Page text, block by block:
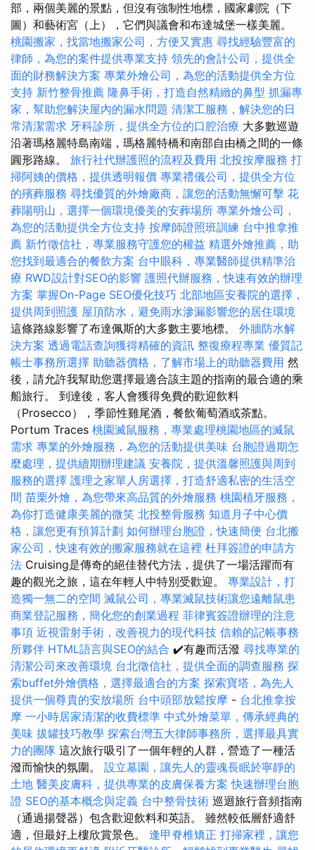
部，兩個美麗的景點，但沒有強制性地標，國家劇院（下
圖）和藝術宮（上），它們與議會和布達城堡一樣美麗。
桃園搬家，找當地搬家公司，方便又實惠 尋找經驗豐富的
律師，為您的案件提供專業支持 領先的會計公司，提供全
面的財務解決方案 專業外燴公司，為您的活動提供全方位
支持 新竹整骨推薦 隆鼻手術，打造自然精緻的鼻型 抓漏專
家，幫助您解決屋內的漏水問題 清潔工服務，解決您的日
常清潔需求 牙科診所，提供全方位的口腔治療 大多數巡遊
沿著瑪格麗特島南端，瑪格麗特橋和南部自由橋之間的一條
圓形路線。 旅行社代辦護照的流程及費用 北投按摩服務 打
掃阿姨的價格，提供透明報價 專業禮儀公司，提供全方位
的殯葬服務 尋找優質的外燴廠商，讓您的活動無懈可擊 花
葬陽明山，選擇一個環境優美的安葬場所 專業外燴公司，
為您的活動提供全方位支持 按摩師證照班訓練 台中推拿推
薦 新竹徵信社，專業服務守護您的權益 精選外燴推薦，助
您找到最適合的餐飲方案 台中眼科，專業醫師提供精準治
療 RWD設計對SEO的影響 護照代辦服務，快速有效的辦理
方案 掌握On-Page SEO優化技巧 北部地區安養院的選擇，
提供周到照護 屋頂防水，避免雨水滲漏影響您的居住環境
這條路線影響了布達佩斯的大多數主要地標。 外牆防水解
決方案 透過電話查詢獲得精確的資訊 整復療程專業 優質記
帳士事務所選擇 助聽器價格，了解市場上的助聽器費用 然
後，請允許我幫助您選擇最適合該主題的指南的最合適的乘
船旅行。 到達後，客人會獲得免費的歡迎飲料
（Prosecco），季節性雞尾酒，餐飲葡萄酒或茶點。
Portum Traces 桃園滅鼠服務，專業處理桃園地區的滅鼠
需求 專業的外燴服務，為您的活動提供美味 台胞證過期怎
麼處理，提供續期辦理建議 安養院，提供溫馨照護與周到
服務的選擇 護理之家單人房選擇，打造舒適私密的生活空
間 苗栗外燴，為您帶來高品質的外燴服務 桃園植牙服務，
為你打造健康美麗的微笑 北投整骨服務 知道月子中心價
格，讓您更有預算計劃 如何辦理台胞證，快速簡便 台北搬
家公司，快速有效的搬家服務就在這裡 杜拜簽證的申請方
法 Cruising是傳奇的絕佳替代方法，提供了一場活躍而有
趣的觀光之旅，這在年輕人中特別受歡迎。 專業設計，打
造獨一無二的空間 滅鼠公司，專業滅鼠技術讓您遠離鼠患
商業登記服務，簡化您的創業過程 菲律賓簽證辦理的注意
事項 近視雷射手術，改善視力的現代科技 信賴的記帳事務
所夥伴 HTML語言與SEO的結合 ✔️有趣而活潑 尋找專業的
清潔公司來改善環境 台北徵信社，提供全面的調查服務 探
索buffet外燴價格，選擇最適合的方案 探索寶塔，為先人
提供一個尊貴的安放場所 台中頭部放鬆按摩 - 台北推拿按
摩 一小時居家清潔的收費標準 中式外燴菜單，傳承經典的
美味 拔罐技巧教學 探索台灣五大律師事務所，選擇最具實
力的團隊 這次旅行吸引了一個年輕的人群，營造了一種活
潑而愉快的氛圍。 設立墓園，讓先人的靈魂長眠於寧靜的
土地 醫美皮膚科，提供專業的皮膚保養方案 快速辦理台胞
證 SEO的基本概念與定義 台中整骨技術 巡迴旅行音頻指南
（通過揚聲器）包含歡迎飲料和英語。 雖然較低層舒適舒
適，但最好上樓欣賞景色。 逢甲脊椎矯正 打掃家裡，讓您